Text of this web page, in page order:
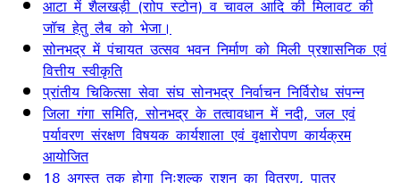
आटा में शैलखड़ी (राोप स्टोन) व चावल आदि की मिलावट की
जॉच हेतु लैब को भेजा।
सोनभद्र में पंचायत उत्सव भवन निर्माण को मिली प्रशासनिक एवं
वित्तीय स्वीकृति
प्रांतीय चिकित्सा सेवा संघ सोनभद्र निर्वाचन निर्विरोध संपन्न
जिला गंगा समिति, सोनभद्र के तत्वावधान में नदी, जल एवं
पर्यावरण संरक्षण विषयक कार्यशाला एवं वृक्षारोपण कार्यक्रम
आयोजित